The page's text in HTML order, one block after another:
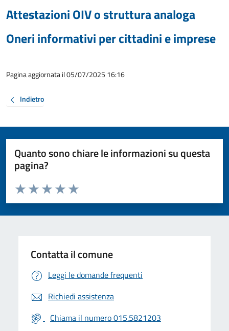
Attestazioni OIV o struttura analoga
Oneri informativi per cittadini e imprese
Pagina aggiornata il 05/07/2025 16:16
Indietro
Quanto sono chiare le informazioni su questa
pagina?
Valuta da 1 a 5 stelle la pagina
Valuta 5 stelle su 5
Valuta 4 stelle su 5
Valuta 3 stelle su 5
Valuta 2 stelle su 5
Valuta 1 stelle su 5
Contatta il comune
Leggi le domande frequenti
Richiedi assistenza
Chiama il numero 015.5821203